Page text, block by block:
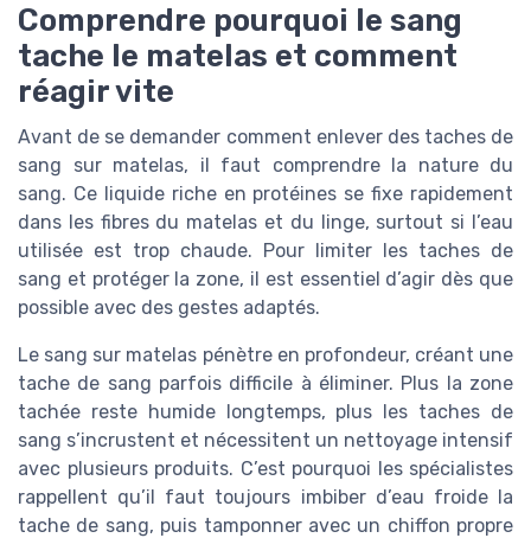
Comprendre pourquoi le sang
tache le matelas et comment
réagir vite
Avant de se demander comment enlever des taches de
sang sur matelas, il faut comprendre la nature du
sang. Ce liquide riche en protéines se fixe rapidement
dans les fibres du matelas et du linge, surtout si l’eau
utilisée est trop chaude. Pour limiter les taches de
sang et protéger la zone, il est essentiel d’agir dès que
possible avec des gestes adaptés.
Le sang sur matelas pénètre en profondeur, créant une
tache de sang parfois difficile à éliminer. Plus la zone
tachée reste humide longtemps, plus les taches de
sang s’incrustent et nécessitent un nettoyage intensif
avec plusieurs produits. C’est pourquoi les spécialistes
rappellent qu’il faut toujours imbiber d’eau froide la
tache de sang, puis tamponner avec un chiffon propre